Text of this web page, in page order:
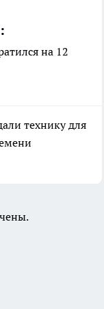
на 12
технику для